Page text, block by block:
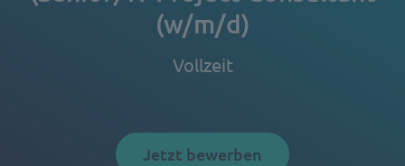
(w/m/d)
Vollzeit
Jetzt bewerben